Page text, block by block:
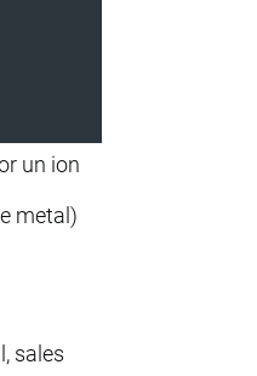
un ion
metal)
sales